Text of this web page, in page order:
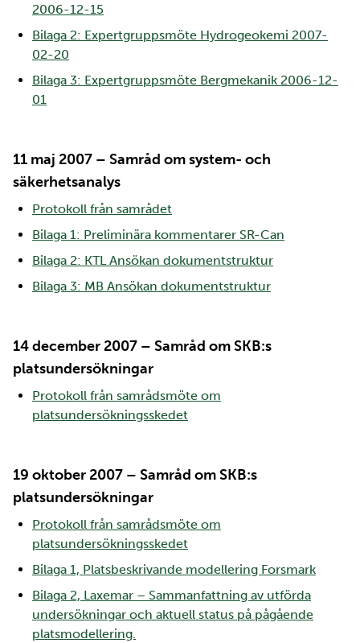
2006-12-15
Bilaga 2: Expertgruppsmöte Hydrogeokemi 2007-
02-20
Bilaga 3: Expertgruppsmöte Bergmekanik 2006-12-
01
11 maj 2007 – Samråd om system- och
säkerhetsanalys
Protokoll från samrådet
Bilaga 1: Preliminära kommentarer SR-Can
Bilaga 2: KTL Ansökan dokumentstruktur
Bilaga 3: MB Ansökan dokumentstruktur
14 december 2007 – Samråd om SKB:s
platsundersökningar
Protokoll från samrådsmöte om
platsundersökningsskedet
19 oktober 2007 – Samråd om SKB:s
platsundersökningar
Protokoll från samrådsmöte om
platsundersökningsskedet
Bilaga 1, Platsbeskrivande modellering Forsmark
Bilaga 2, Laxemar – Sammanfattning av utförda
undersökningar och aktuell status på pågående
platsmodellering.